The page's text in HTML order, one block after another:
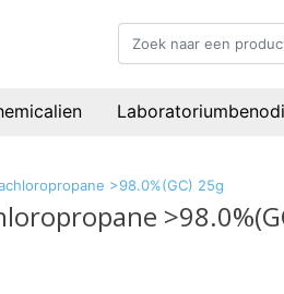
>98.0%(GC) 25g